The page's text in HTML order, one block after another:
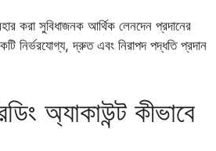
করা সুবিধাজনক আর্থিক লেনদেন প্রদানের
নির্ভরযোগ্য, দ্রুত এবং নিরাপদ পদ্ধতি প্রদান
অ্যাকাউন্ট কীভাবে